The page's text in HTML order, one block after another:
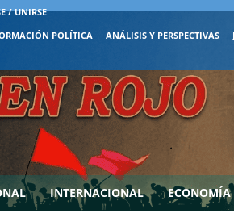
/ UNIRSE
POLÍTICA ANÁLISIS Y PERSPECTIVAS
INTERNACIONAL ECONOMÍA